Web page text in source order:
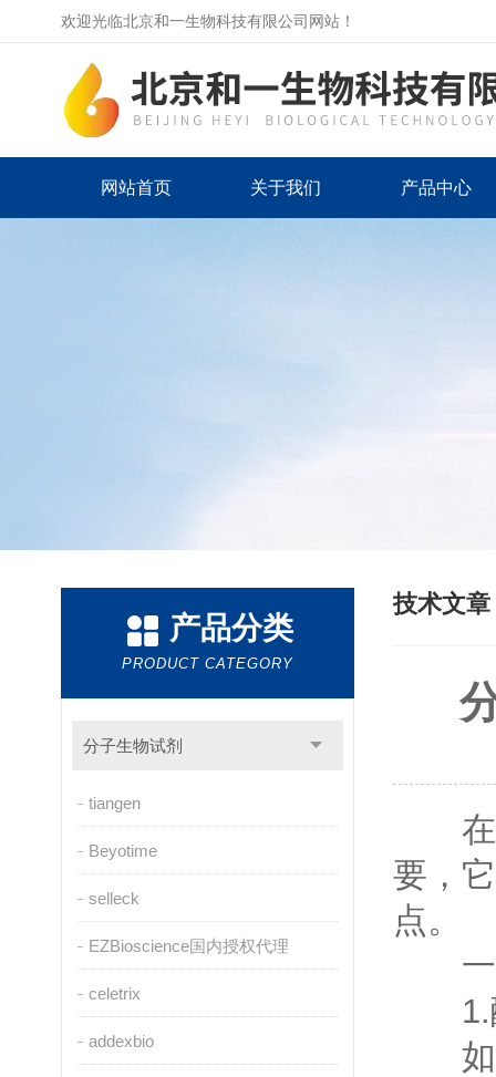
欢迎光临北京和一生物科技有限公司网站！
网站首页 关于我们 产品中心
产品分类
PRODUCT CATEGORY
分子生物试剂
tiangen
Beyotime
selleck
EZBioscience国内授权代理
celetrix
addexbio
技术文章
在
要，
点。
一
1.
如果